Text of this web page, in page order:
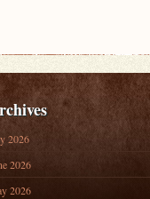
2026
2026
2026